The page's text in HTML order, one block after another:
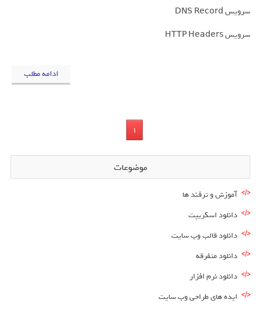
سرویس DNS Record
سرویس HTTP Headers
ادامه مطلب
1
موضوعات
آموزش و ترفند ها
دانلود اسکریپت
دانلود قالب وب سایت
دانلود متفرقه
دانلود نرم افزار
ایده های طراحی وب سایت